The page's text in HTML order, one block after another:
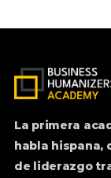
La primera
habla hispana,
de liderazgo